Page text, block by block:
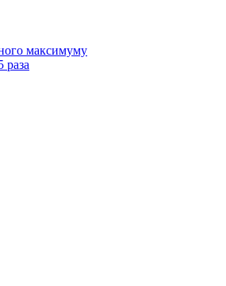
максимуму
раза